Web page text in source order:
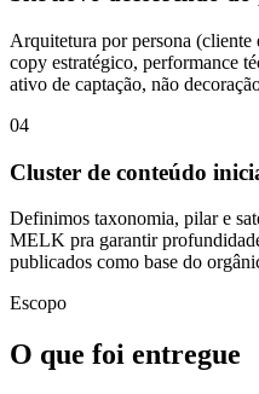
Arquitetura por persona (cliente
copy estratégico, performance
ativo de captação, não
04
Cluster de conteúdo
Definimos taxonomia, pilar e
MELK pra garantir
publicados como base do
Escopo
O que foi entregue